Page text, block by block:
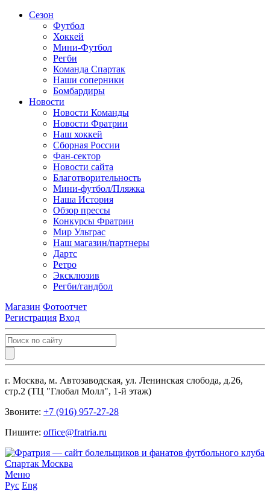
Сезон
Футбол
Хоккей
Мини-Футбол
Регби
Команда Спартак
Наши соперники
Бомбардиры
Новости
Новости Команды
Новости Фратрии
Наш хоккей
Сборная России
Фан-cектор
Новости сайта
Благотворительность
Мини-футбол/Пляжка
Наша История
Обзор прессы
Конкурсы Фратрии
Мир Ультрас
Наш магазин/партнеры
Дартс
Ретро
Эксклюзив
Регби/гандбол
Магазин Фотоотчет
Регистрация Вход
г. Москва, м. Автозаводская, ул. Ленинская слобода, д.26,
стр.2 (ТЦ "Глобал Молл", 1-й этаж)
Звоните: +7 (916) 957-27-28
Пишите: office@fratria.ru
Меню
Рус Eng